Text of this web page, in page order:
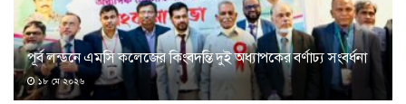
পূর্ব লন্ডনে এমসি কলেজের কিংবদন্তি দুই অধ্যাপকের বর্ণাঢ্য সংবর্ধনা
১৮ মে ২০২৬